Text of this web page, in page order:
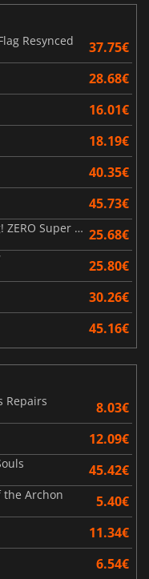
Resynced
37.75€
28.68€
16.01€
18.19€
40.35€
45.73€
DRAGON BALL Sparking! ZERO Super Limit Breaking NEO 25.68€
25.80€
30.26€
45.16€
Repairs
8.03€
12.09€
45.42€
the Archon 5.40€
11.34€
6.54€